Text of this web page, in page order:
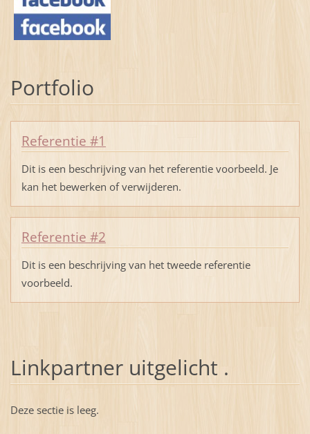
Portfolio
Referentie #1
Dit is een beschrijving van het referentie voorbeeld. Je
kan het bewerken of verwijderen.
Referentie #2
Dit is een beschrijving van het tweede referentie
voorbeeld.
Linkpartner uitgelicht .
Deze sectie is leeg.